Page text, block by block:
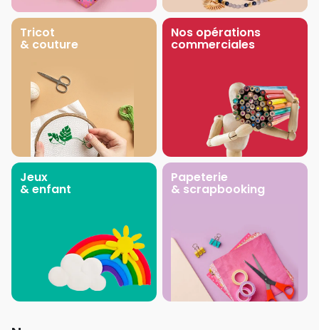
Tricot
& couture
Nos opérations
commerciales
Jeux
& enfant
Papeterie
& scrapbooking